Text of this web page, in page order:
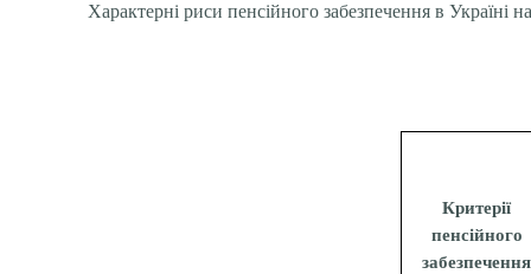
Характерні риси пенсійного забезпечення в Україні
Критерії
пенсійного
забезпечення